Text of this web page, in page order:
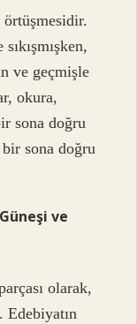
örtüşmesidir.
ve geçmişle
okura,
sona doğru
sona doğru
ve
olarak,
Edebiyatın